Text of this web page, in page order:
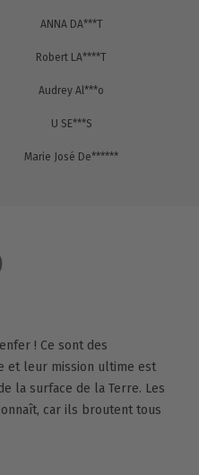
ANNA DA***T
Robert LA****T
Audrey Al***o
U SE***S
Marie José De******
! Ce sont des
et leur mission ultime est
la surface de la Terre. Les
car ils broutent tous